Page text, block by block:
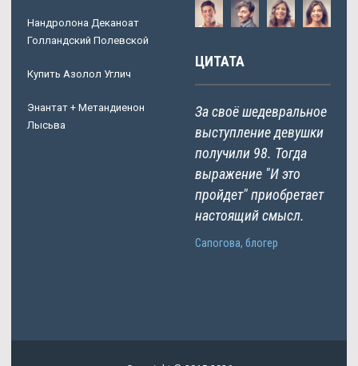
Нандролона Деканоат
Голландский Полевской
Купить Азолол Углич
Энантат + Метандиенон
Лысьва
ЦИТАТА
За своё шедевральное
выступление девушки
получили 98. Тогда
выражение "И это
пройдет" приобретает
настоящий смысл.
Сапогова, блогер